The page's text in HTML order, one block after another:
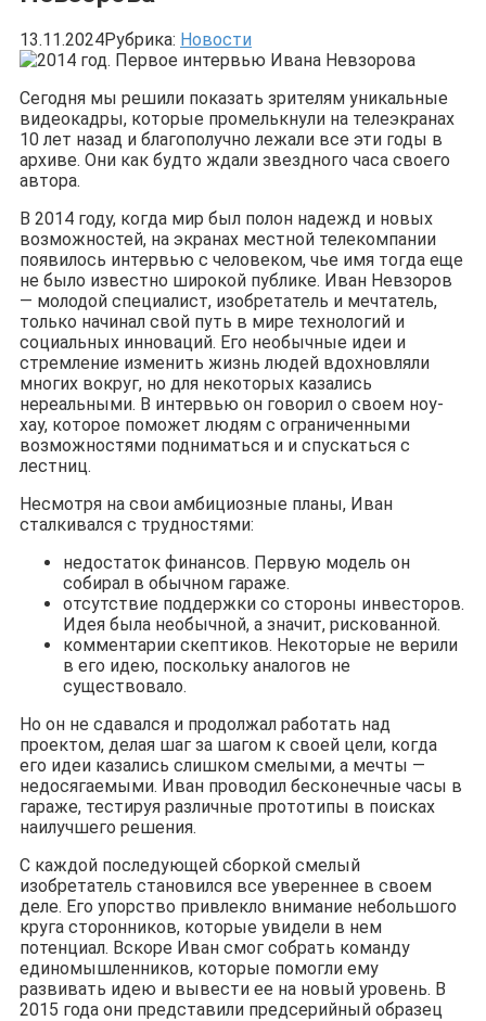
13.11.2024Рубрика: Новости
Сегодня мы решили показать зрителям уникальные
видеокадры, которые промелькнули на телеэкранах
10 лет назад и благополучно лежали все эти годы в
архиве. Они как будто ждали звездного часа своего
автора.
В 2014 году, когда мир был полон надежд и новых
возможностей, на экранах местной телекомпании
появилось интервью с человеком, чье имя тогда еще
не было известно широкой публике. Иван Невзоров
— молодой специалист, изобретатель и мечтатель,
только начинал свой путь в мире технологий и
социальных инноваций. Его необычные идеи и
стремление изменить жизнь людей вдохновляли
многих вокруг, но для некоторых казались
нереальными. В интервью он говорил о своем ноу-
хау, которое поможет людям с ограниченными
возможностями подниматься и и спускаться с
лестниц.
Несмотря на свои амбициозные планы, Иван
сталкивался с трудностями:
недостаток финансов. Первую модель он
собирал в обычном гараже.
отсутствие поддержки со стороны инвесторов.
Идея была необычной, а значит, рискованной.
комментарии скептиков. Некоторые не верили
в его идею, поскольку аналогов не
существовало.
Но он не сдавался и продолжал работать над
проектом, делая шаг за шагом к своей цели, когда
его идеи казались слишком смелыми, а мечты —
недосягаемыми. Иван проводил бесконечные часы в
гараже, тестируя различные прототипы в поисках
наилучшего решения.
С каждой последующей сборкой смелый
изобретатель становился все увереннее в своем
деле. Его упорство привлекло внимание небольшого
круга сторонников, которые увидели в нем
потенциал. Вскоре Иван смог собрать команду
единомышленников, которые помогли ему
развивать идею и вывести ее на новый уровень. В
2015 года они представили предсерийный образец